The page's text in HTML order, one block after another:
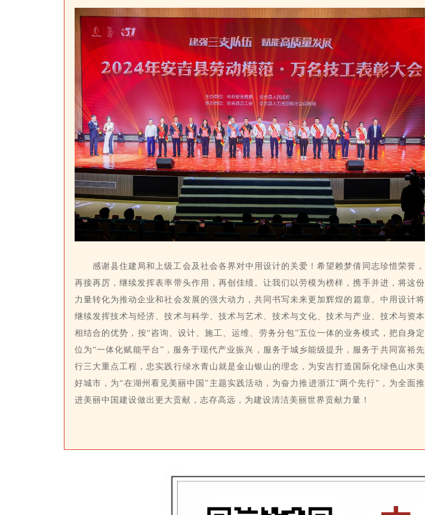
感谢县住建局和上级工会及社会各界对中用设计的关爱！希望赖梦倩同志珍惜荣誉，
再接再厉，继续发挥表率带头作用，再创佳绩。让我们以劳模为榜样，携手并进，将这份
力量转化为推动企业和社会发展的强大动力，共同书写 未来更加辉煌的篇章。中用设计将
继续发挥技术与经济、技术与科学、技术与艺术、技术与文化、技术与产业、技术与资本
相结合的优势，按“咨询、设计、施工、运维、劳务分包”五位一体的业务模式，把自身定
位为“一体化赋能平台”，服务于现代产业振兴，服务于城乡能级提升，服务于共同富裕先
行三大重点工程，忠实践行绿水青山就是金山银山的理念，为安吉打造国际化绿色山水美
好城市，为“在湖州看见美丽中国”主题实践活动，为奋力推进浙江“两个先行”，为全面推
进美丽中国建设做出更大贡献，志存高远，为建设清洁美丽世界贡献力量！